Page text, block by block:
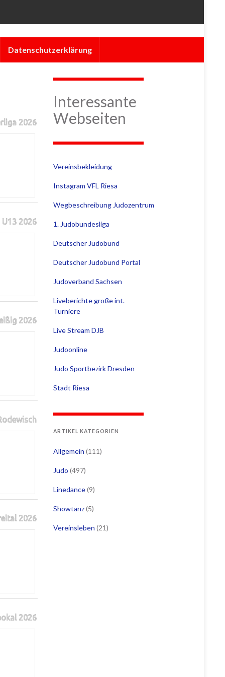
Datenschutzerklärung
2026
U13 2026
2026
2026
2026
Interessante
Webseiten
Vereinsbekleidung
Instagram VFL Riesa
Wegbeschreibung Judozentrum
1. Judobundesliga
Deutscher Judobund
Deutscher Judobund Portal
Judoverband Sachsen
Liveberichte große int.
Turniere
Live Stream DJB
Judoonline
Judo Sportbezirk Dresden
Stadt Riesa
ARTIKEL KATEGORIEN
Allgemein (111)
Judo (497)
Linedance(9)
Showtanz(5)
Vereinsleben (21)